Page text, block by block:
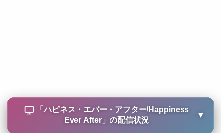
「ハピネス・エバー・アフター/Happiness
Ever After」の配信状況
▼